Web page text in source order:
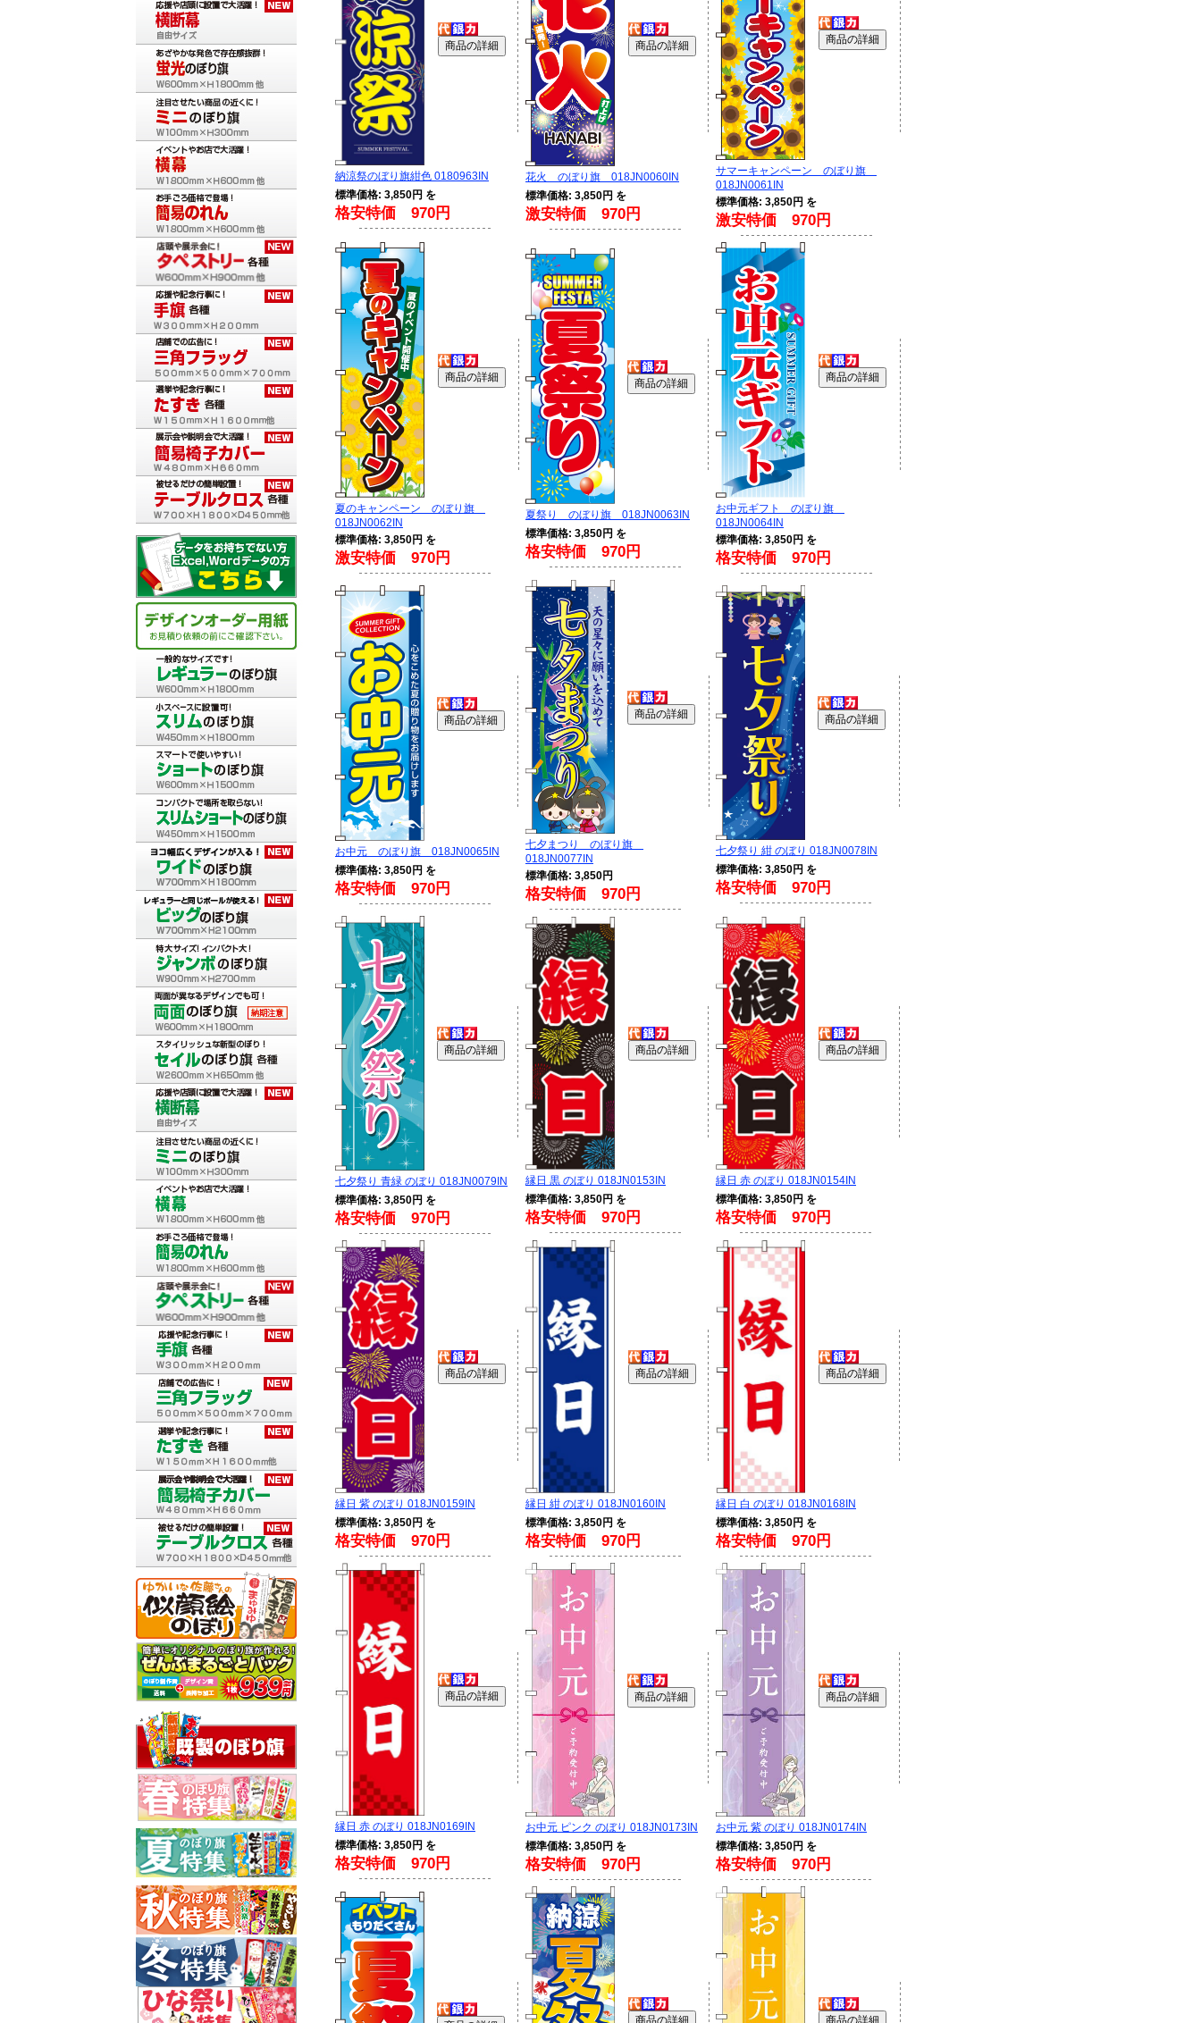
納涼祭のぼり旗紺色 0180963IN
標準価格: 3,850円 を
格安特価 970円
花火 のぼり旗 018JN0060IN
標準価格: 3,850円 を
激安特価 970円
サマーキャンペーン のぼり旗
018JN0061IN
標準価格: 3,850円 を
激安特価 970円
夏のキャンペーン のぼり旗
018JN0062IN
標準価格: 3,850円 を
激安特価 970円
夏祭り のぼり旗 018JN0063IN
標準価格: 3,850円 を
格安特価 970円
お中元ギフト のぼり旗
018JN0064IN
標準価格: 3,850円 を
格安特価 970円
お中元 のぼり旗 018JN0065IN
標準価格: 3,850円 を
格安特価 970円
七夕まつり のぼり旗
018JN0077IN
標準価格: 3,850円
格安特価 970円
七夕祭り 紺 のぼり 018JN0078IN
標準価格: 3,850円 を
格安特価 970円
七夕祭り 青緑 のぼり 018JN0079IN
標準価格: 3,850円 を
格安特価 970円
縁日 黒 のぼり 018JN0153IN
標準価格: 3,850円 を
格安特価 970円
縁日 赤 のぼり 018JN0154IN
標準価格: 3,850円 を
格安特価 970円
縁日 紫 のぼり 018JN0159IN
標準価格: 3,850円 を
格安特価 970円
縁日 紺 のぼり 018JN0160IN
標準価格: 3,850円 を
格安特価 970円
縁日 白 のぼり 018JN0168IN
標準価格: 3,850円 を
格安特価 970円
縁日 赤 のぼり 018JN0169IN
標準価格: 3,850円 を
格安特価 970円
お中元 ピンク のぼり 018JN0173IN
標準価格: 3,850円 を
格安特価 970円
お中元 紫 のぼり 018JN0174IN
標準価格: 3,850円 を
格安特価 970円